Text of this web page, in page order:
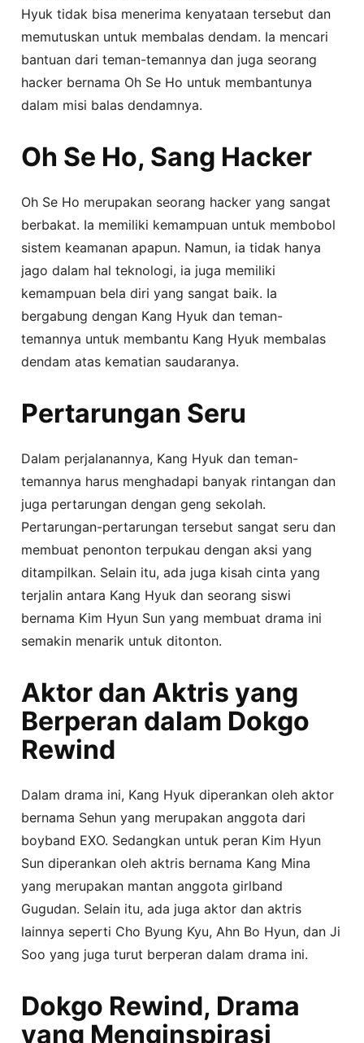
Hyuk tidak bisa menerima kenyataan tersebut dan
memutuskan untuk membalas dendam. Ia mencari
bantuan dari teman-temannya dan juga seorang
hacker bernama Oh Se Ho untuk membantunya
dalam misi balas dendamnya.
Oh Se Ho, Sang Hacker
Oh Se Ho merupakan seorang hacker yang sangat
berbakat. Ia memiliki kemampuan untuk membobol
sistem keamanan apapun. Namun, ia tidak hanya
jago dalam hal teknologi, ia juga memiliki
kemampuan bela diri yang sangat baik. Ia
bergabung dengan Kang Hyuk dan teman-
temannya untuk membantu Kang Hyuk membalas
dendam atas kematian saudaranya.
Pertarungan Seru
Dalam perjalanannya, Kang Hyuk dan teman-
temannya harus menghadapi banyak rintangan dan
juga pertarungan dengan geng sekolah.
Pertarungan-pertarungan tersebut sangat seru dan
membuat penonton terpukau dengan aksi yang
ditampilkan. Selain itu, ada juga kisah cinta yang
terjalin antara Kang Hyuk dan seorang siswi
bernama Kim Hyun Sun yang membuat drama ini
semakin menarik untuk ditonton.
Aktor dan Aktris yang
Berperan dalam Dokgo
Rewind
Dalam drama ini, Kang Hyuk diperankan oleh aktor
bernama Sehun yang merupakan anggota dari
boyband EXO. Sedangkan untuk peran Kim Hyun
Sun diperankan oleh aktris bernama Kang Mina
yang merupakan mantan anggota girlband
Gugudan. Selain itu, ada juga aktor dan aktris
lainnya seperti Cho Byung Kyu, Ahn Bo Hyun, dan Ji
Soo yang juga turut berperan dalam drama ini.
Dokgo Rewind, Drama
yang Menginspirasi